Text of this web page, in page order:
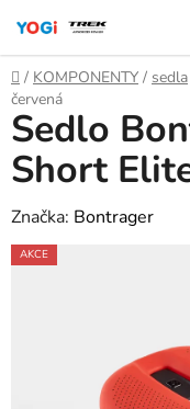
obsah
Domů
/ KOMPONENTY / sedla
červená
Sedlo
Short
Značka: Bontrager
AKCE